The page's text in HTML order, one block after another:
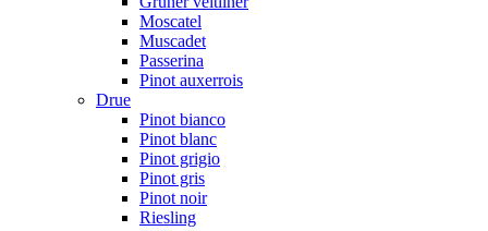
Moscatel
Muscadet
Passerina
Pinot auxerrois
Drue
Pinot bianco
Pinot blanc
Pinot grigio
Pinot gris
Pinot noir
Riesling